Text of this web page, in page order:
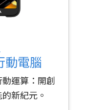
動電腦
運算：開創
新紀元。